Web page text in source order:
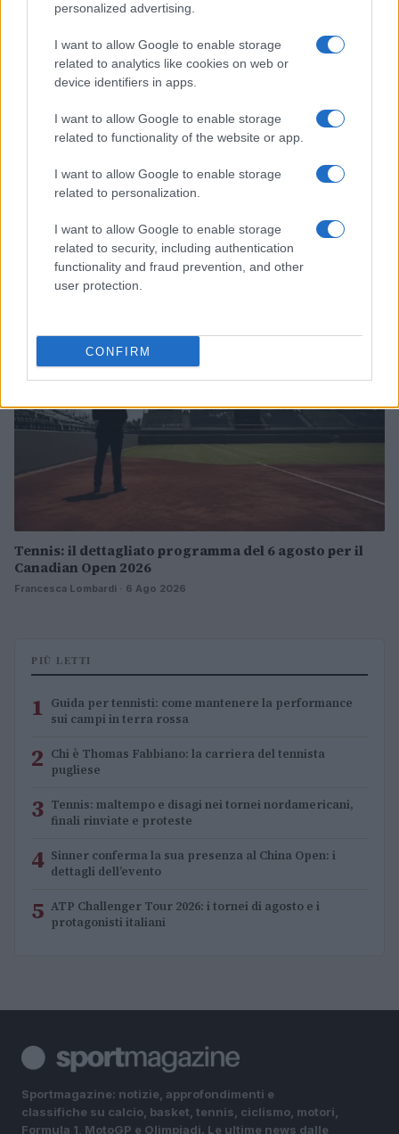
personalized advertising.
I want to allow Google to enable storage
related to analytics like cookies on web or
device identifiers in apps.
I want to allow Google to enable storage
related to functionality of the website or app.
I want to allow Google to enable storage
related to personalization.
I want to allow Google to enable storage
related to security, including authentication
functionality and fraud prevention, and other
user protection.
CONFIRM
Tennis ITF 2026: i quarti di finale che accendono la
scena internazionale
Andrea Conforti · 7 Ago 2026
Tennis: il dettagliato programma del 6 agosto per il
Canadian Open 2026
Francesca Lombardi · 6 Ago 2026
PIÙ LETTI
1 Guida per tennisti: come mantenere la performance
sui campi in terra rossa
2 Chi è Thomas Fabbiano: la carriera del tennista
pugliese
3 Tennis: maltempo e disagi nei tornei nordamericani,
finali rinviate e proteste
4 Sinner conferma la sua presenza al China Open: i
dettagli dell’evento
5 ATP Challenger Tour 2026: i tornei di agosto e i
protagonisti italiani
Sportmagazine: notizie, approfondimenti e
classifiche su calcio, basket, tennis, ciclismo, motori,
Formula 1, MotoGP e Olimpiadi. Le ultime news dalle